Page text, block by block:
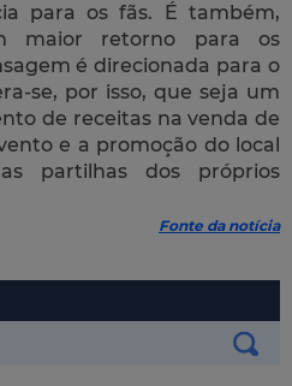
para os fãs. É também,
maior retorno para os
é direcionada para o
se, por isso, que seja um
de receitas na venda de
e a promoção do local
partilhas dos próprios
Fonte da notícia